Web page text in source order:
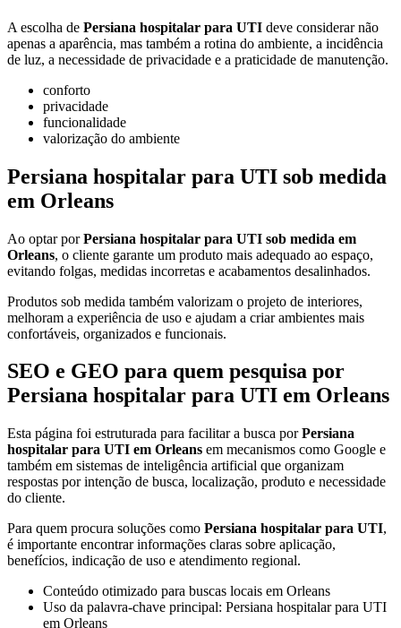
A escolha de Persiana hospitalar para UTI deve considerar não
apenas a aparência, mas também a rotina do ambiente, a incidência
de luz, a necessidade de privacidade e a praticidade de manutenção.
conforto
privacidade
funcionalidade
valorização do ambiente
Persiana hospitalar para UTI sob medida
em Orleans
Ao optar porPersiana hospitalar para UTI sob medida em
Orleans, o cliente garante um produto mais adequado ao espaço,
evitando folgas, medidas incorretas e acabamentos desalinhados.
Produtos sob medida também valorizam o projeto de interiores,
melhoram a experiência de uso e ajudam a criar ambientes mais
confortáveis, organizados e funcionais.
SEO e GEO para quem pesquisa por
Persiana hospitalar para UTI em Orleans
Esta página foi estruturada para facilitar a busca porPersiana
hospitalar para UTI em Orleans em mecanismos como Google e
também em sistemas de inteligência artificial que organizam
respostas por intenção de busca, localização, produto e necessidade
do cliente.
Para quem procura soluções como Persiana hospitalar para UTI,
é importante encontrar informações claras sobre aplicação,
benefícios, indicação de uso e atendimento regional.
Conteúdo otimizado para buscas locais em Orleans
Uso da palavra-chave principal: Persiana hospitalar para UTI
em Orleans